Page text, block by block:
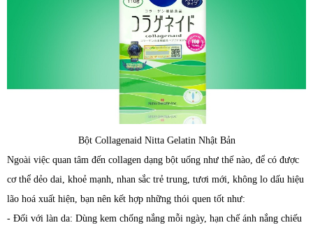
Bột Collagenaid Nitta Gelatin Nhật Bản
Ngoài việc quan tâm đến collagen dạng bột uống như thế nào, để có được
cơ thể dẻo dai, khoẻ mạnh, nhan sắc trẻ trung, tươi mới, không lo dấu hiệu
lão hoá xuất hiện, bạn nên kết hợp những thói quen tốt như:
- Đối với làn da: Dùng kem chống nắng mỗi ngày, hạn chế ánh nắng chiếu